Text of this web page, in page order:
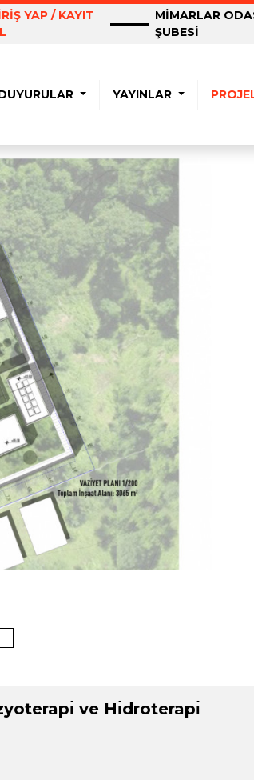
YAP / KAYIT
MİMARLAR
ŞUBESİ
YAYINLAR
ve Hı̇droterapı̇